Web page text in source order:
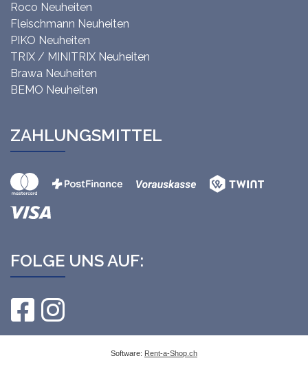
Roco Neuheiten
Fleischmann Neuheiten
PIKO Neuheiten
TRIX / MINITRIX Neuheiten
Brawa Neuheiten
BEMO Neuheiten
ZAHLUNGSMITTEL
FOLGE UNS AUF:
Software: Rent-a-Shop.ch